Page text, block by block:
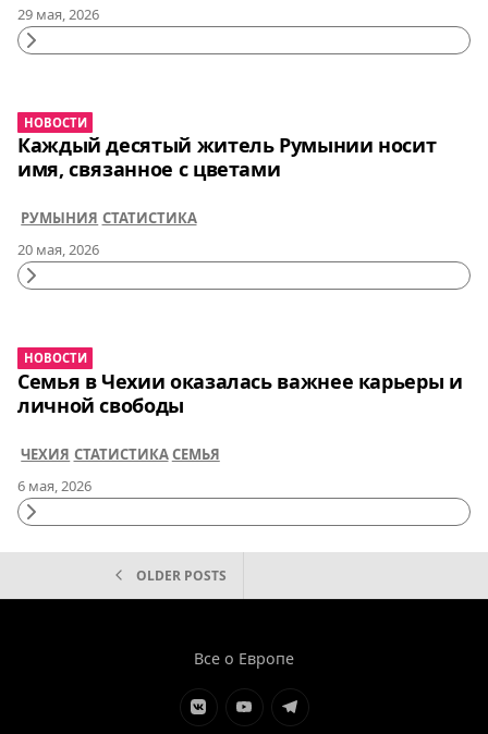
29 мая, 2026
Continue
НОВОСТИ
Каждый десятый житель Румынии носит
имя, связанное с цветами
РУМЫНИЯ СТАТИСТИКА
20 мая, 2026
Continue
НОВОСТИ
Семья в Чехии оказалась важнее карьеры и
личной свободы
ЧЕХИЯ СТАТИСТИКАСЕМЬЯ
6 мая, 2026
Continue
НАВИГАЦИЯ
ПО
OLDER POSTS
Все о Европе
ЭлементЭлементЭлемент